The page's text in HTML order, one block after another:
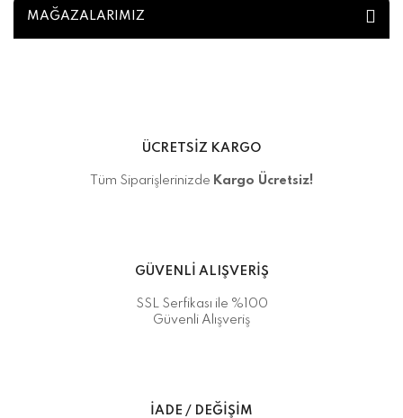
MAĞAZALARIMIZ
ÜCRETSİZ KARGO
Tüm Siparişlerinizde Kargo Ücretsiz!
GÜVENLİ ALIŞVERİŞ
SSL Serfikası ile %100
Güvenli Alışveriş
İADE / DEĞİŞİM